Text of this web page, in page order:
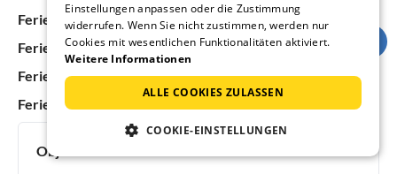
Ferienhäuser & Ferienwohnungen in Italien
Ferienhäuser & Ferienwohnungen in der Toskana
Ferienhäuser & Ferienwohnungen in Grosseto & Umland
Ferienhäuser & Ferienwohnungen in Roselle
Objektnummer:
Einstellungen anpassen oder die Zustimmung
widerrufen. Wenn Sie nicht zustimmen, werden nur
Cookies mit wesentlichen Funktionalitäten aktiviert.
Weitere Informationen
ALLE COOKIES ZULASSEN
COOKIE-EINSTELLUNGEN